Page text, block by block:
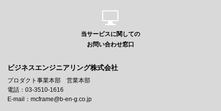
当サービスに関しての
お問い合わせ窓口
ビジネスエンジニアリング株式会社
プロダクト事業本部 営業本部
電話：03-3510-1616
E-mail：mcframe@b-en-g.co.jp